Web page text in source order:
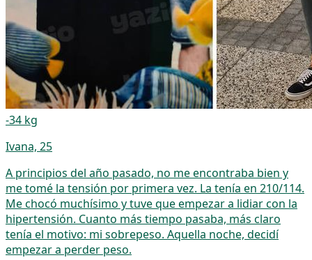
-34 kg
Ivana, 25
A principios del año pasado, no me encontraba bien y
me tomé la tensión por primera vez. La tenía en 210/114.
Me chocó muchísimo y tuve que empezar a lidiar con la
hipertensión. Cuanto más tiempo pasaba, más claro
tenía el motivo: mi sobrepeso. Aquella noche, decidí
empezar a perder peso.